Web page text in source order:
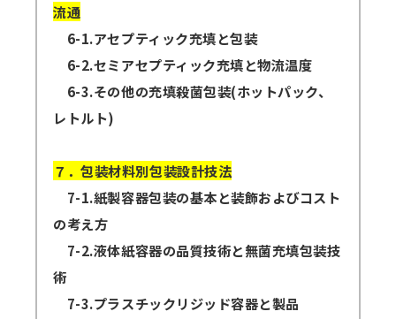
流通
6-1.アセプティック充填と包装
6-2.セミアセプティック充填と物流温度
6-3.その他の充填殺菌包装(ホットパック、
レトルト)
７．包装材料別包装設計技法
7-1.紙製容器包装の基本と装飾およびコスト
の考え方
7-2.液体紙容器の品質技術と無菌充填包装技
術
7-3.プラスチックリジッド容器と製品